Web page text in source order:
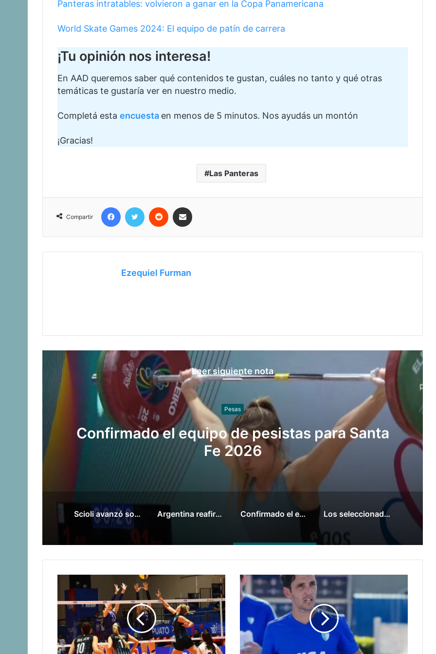
Panteras intratables: volvieron a ganar en la Copa Panamericana
World Skate Games 2024: El equipo de patín de carrera
¡Tu opinión nos interesa!
En AAD queremos saber qué contenidos te gustan, cuáles no tanto y qué otras
temáticas te gustaría ver en nuestro medio.
Completá esta encuesta en menos de 5 minutos. Nos ayudás un montón
¡Gracias!
Las Panteras
Compartir
Facebook
Twitter Reddit
Ezequiel Furman
Leer siguiente nota
Sóftbol
Los seleccionados de sóftbol tienen los
convocados para los Juegos Suramericanos
2026
Scioli avanzó sobre la gestión en deportes con las federaciones nacionales Argentina reafirmó su liderazgo y venció a Uruguay en el Sudamericano Confirmado el equipo de pesistas para Santa Fe 2026 Los seleccionados de sóftbol tienen los convocados para los Juegos Suramericanos 2026